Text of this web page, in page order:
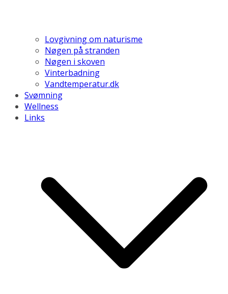
Lovgivning om naturisme
Nøgen på stranden
Nøgen i skoven
Vinterbadning
Vandtemperatur.dk
Svømning
Wellness
Links